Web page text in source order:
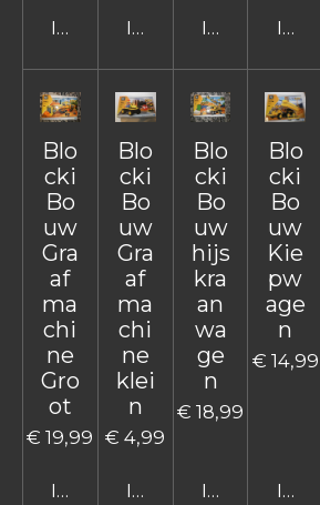
In winkelwagenIn winkelwagen
In In
Blo
cki
Bo
uw
Gra
af
ma
chi
ne
Gro
ot
€ 19,99
In winkelwagen
Blo
cki
Bo
uw
Gra
af
ma
chi
ne
klei
n
€ 4,99
In winkelwagen
Blo
cki
Bo
uw
hijs
kra
an
wa
ge
n
€ 18,99
In
Blo
cki
Bo
uw
Kie
pw
age
n
€ 14,99
In